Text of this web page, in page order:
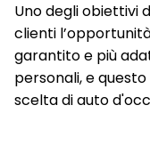
Uno degli obiettivi
clienti
garantito e più
personali, e
scelta di auto